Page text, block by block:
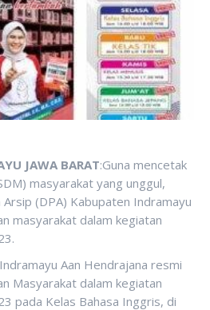
JAWA BARAT:Guna mencetak
masyarakat yang unggul,
(DPA) Kabupaten Indramayu
masyarakat dalam kegiatan
Aan Hendrajana resmi
Masyarakat dalam kegiatan
pada Kelas Bahasa Inggris, di